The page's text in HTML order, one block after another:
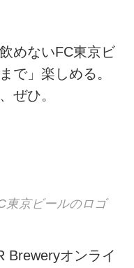
めないFC東京ビ
で」楽しめる。
ぜひ。
東京ビールのロゴ
Breweryオンライ